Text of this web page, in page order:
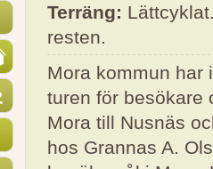
Terräng:
resten.
Mora kommun har
turen för besökare
Mora till Nusnäs
hos Grannas A.